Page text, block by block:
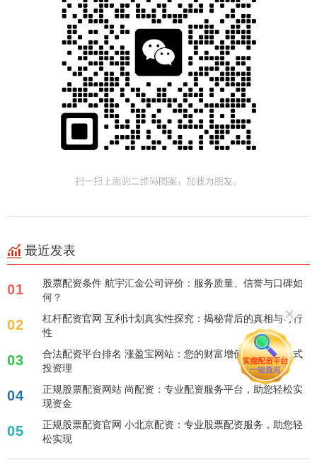
最近发表
01
股票配资条件 航宇汇金公司评价：服务质量、信誉与口碑如
何？
02
杠杆配资官网 互利计划真实性探究：揭秘背后的真相与可行
性
03
合法配资平台排名 涨盈宝网站：您的财富增值利器，一站式
投资理
04
正规股票配资网站 尚配资：专业配资服务平台，助您轻松实
现资金
05
正规股票配资官网 小北京配资：专业股票配资服务，助您轻
松实现